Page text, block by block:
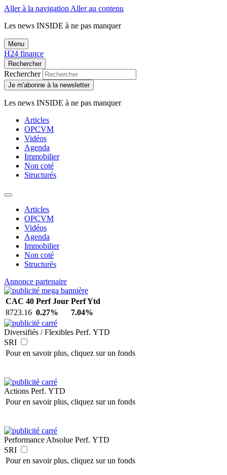
Aller à la navigation Aller au contenu
Les news INSIDE à ne pas manquer
Menu
H24 finance
Rechercher
Rechercher
Je m'abonne à la newsletter
Les news INSIDE à ne pas manquer
Articles
OPCVM
Vidéos
Agenda
Immobilier
Non coté
Structurés
Articles
OPCVM
Vidéos
Agenda
Immobilier
Non coté
Structurés
Annonce partenaire
CAC 40 Perf Jour Perf Ytd
8723.16 0.27% 7.04%
Diversifiés / Flexibles Perf. YTD
SRI
Pour en savoir plus, cliquez sur un fonds
Actions Perf. YTD
Pour en savoir plus, cliquez sur un fonds
Performance Absolue Perf. YTD
SRI
Pour en savoir plus, cliquez sur un fonds